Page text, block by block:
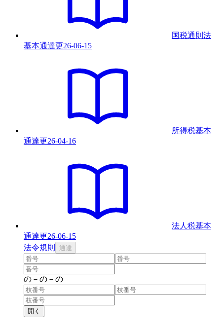
国税通則法
基本通達更26-06-15
所得税基本
通達更26-04-16
法人税基本
通達更26-06-15
法令規則 通達
の － の － の
開く